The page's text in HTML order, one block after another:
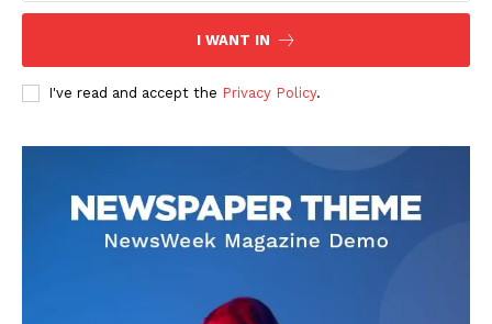
AIN NEWS 1
I WANT IN
I've read and accept the Privacy Policy.